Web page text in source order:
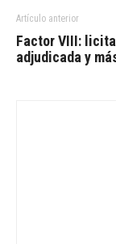
Artículo anterior
Factor VIII:
adjudicada y